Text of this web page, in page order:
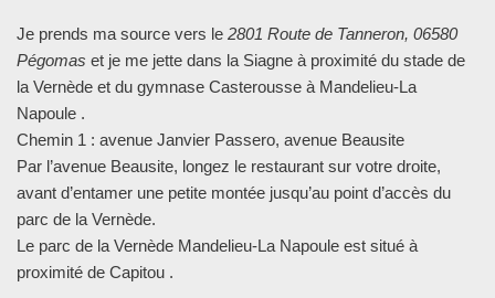
Je prends ma source vers le 2801 Route de Tanneron, 06580
Pégomas et je me jette dans la Siagne à proximité du stade de
la Vernède et du gymnase Casterousse à Mandelieu-La
Napoule .
Chemin 1 : avenue Janvier Passero, avenue Beausite
Par l’avenue Beausite, longez le restaurant sur votre droite,
avant d’entamer une petite montée jusqu’au point d’accès du
parc de la Vernède.
Le parc de la Vernède Mandelieu-La Napoule est situé à
proximité de Capitou .